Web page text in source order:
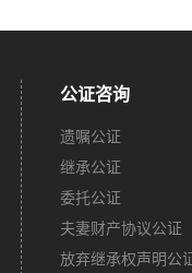
公证咨询
遗嘱公证
继承公证
委托公证
夫妻财产协议公证
放弃继承权声明公